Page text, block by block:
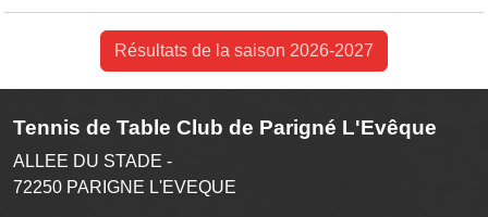
Résultats de la saison 2026-2027
Tennis de Table Club de Parigné L'Evêque
ALLEE DU STADE -
72250 PARIGNE L'EVEQUE